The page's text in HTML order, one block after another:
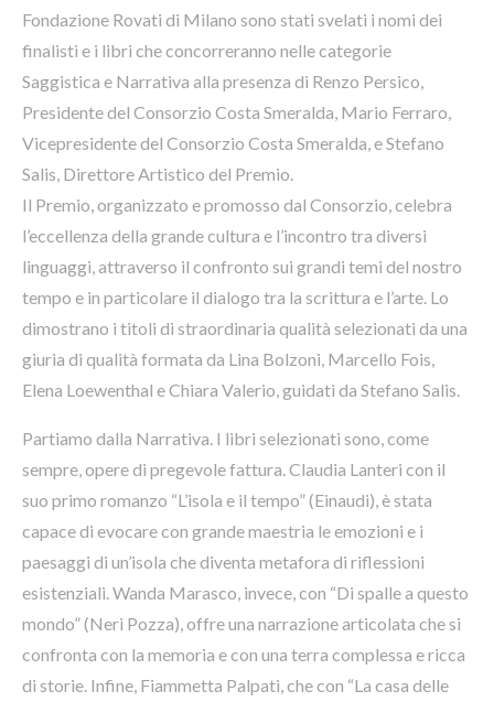
Fondazione Rovati di Milano sono stati svelati i nomi dei
finalisti e i libri che concorreranno nelle categorie
Saggistica e Narrativa alla presenza di Renzo Persico,
Presidente del Consorzio Costa Smeralda, Mario Ferraro,
Vicepresidente del Consorzio Costa Smeralda, e Stefano
Salis, Direttore Artistico del Premio.
Il Premio, organizzato e promosso dal Consorzio, celebra
l’eccellenza della grande cultura e l’incontro tra diversi
linguaggi, attraverso il confronto sui grandi temi del nostro
tempo e in particolare il dialogo tra la scrittura e l’arte. Lo
dimostrano i titoli di straordinaria qualità selezionati da una
giuria di qualità formata da Lina Bolzoni, Marcello Fois,
Elena Loewenthal e Chiara Valerio, guidati da Stefano Salis.
Partiamo dalla Narrativa. I libri selezionati sono, come
sempre, opere di pregevole fattura. Claudia Lanteri con il
suo primo romanzo “L’isola e il tempo” (Einaudi), è stata
capace di evocare con grande maestria le emozioni e i
paesaggi di un’isola che diventa metafora di riflessioni
esistenziali. Wanda Marasco, invece, con “Di spalle a questo
mondo” (Neri Pozza), offre una narrazione articolata che si
confronta con la memoria e con una terra complessa e ricca
di storie. Infine, Fiammetta Palpati, che con “La casa delle